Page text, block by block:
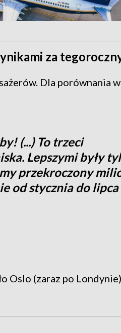
za
Dla porównania
(...) To trzeci
Lepszymi były
przekroczony
od stycznia do lipca
Oslo (zaraz po